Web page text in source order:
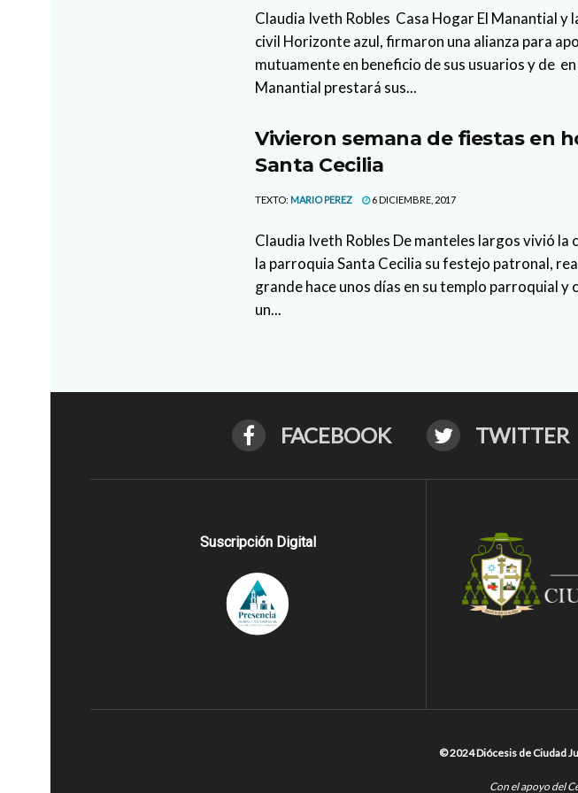
Claudia Iveth Robles Casa Hogar El Manantial y
civil Horizonte azul, firmaron una alianza para
mutuamente en beneficio de sus usuarios y de
Manantial prestará sus...
Vivieron semana de fiestas en
Santa Cecilia
TEXTO: MARIO PEREZ 6 DICIEMBRE, 2017
Claudia Iveth Robles De manteles largos vivió la
la parroquia Santa Cecilia su festejo patronal,
grande hace unos días en su templo parroquial y
un...
FACEBOOK TWITTER
Suscripción Digital
© 2024 Diócesis de Ciudad
Con el apoyo del